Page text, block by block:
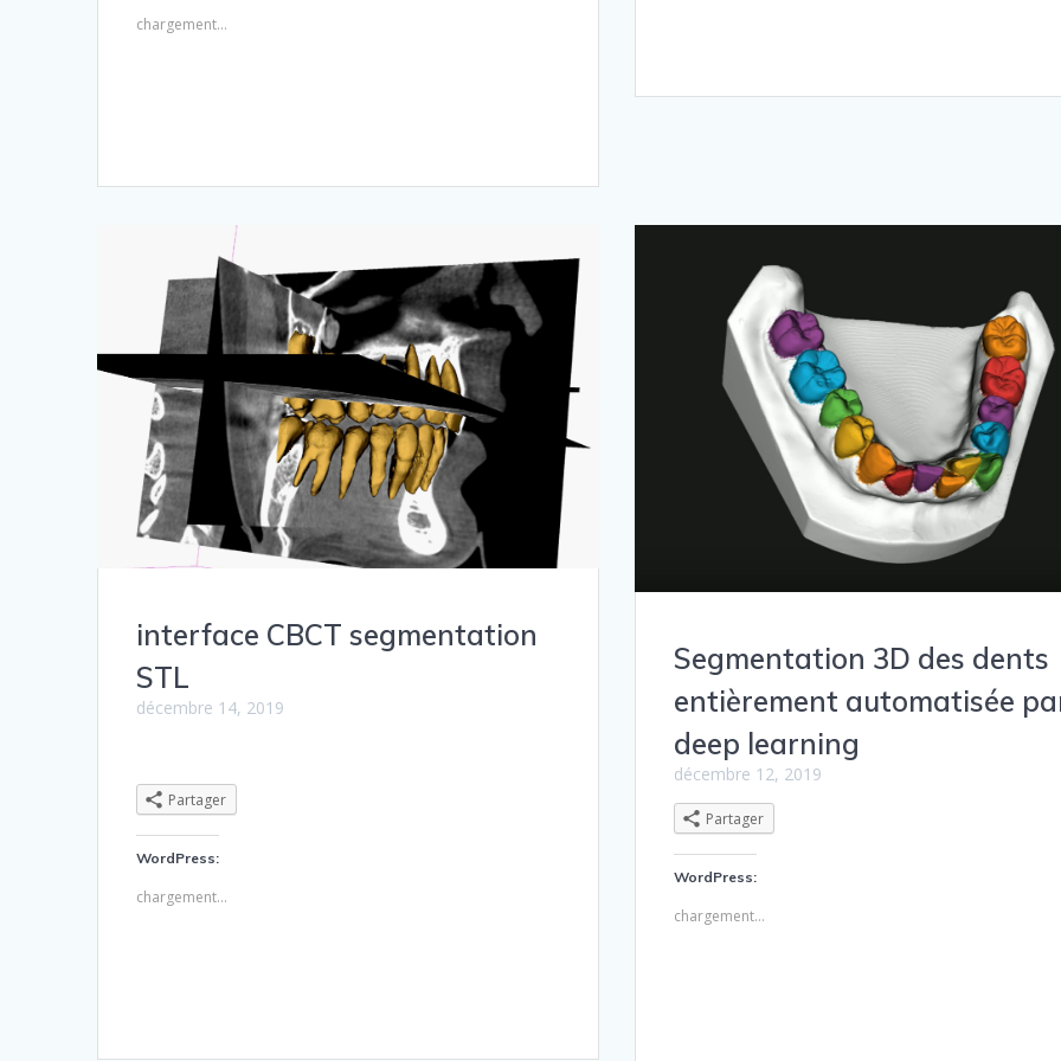
chargement…
interface CBCT segmentation
STL
décembre 14, 2019
Partager
WordPress:
chargement…
Segmentation 3D des dents
entièrement automatisée
deep learning
décembre 12, 2019
Partager
WordPress:
chargement…